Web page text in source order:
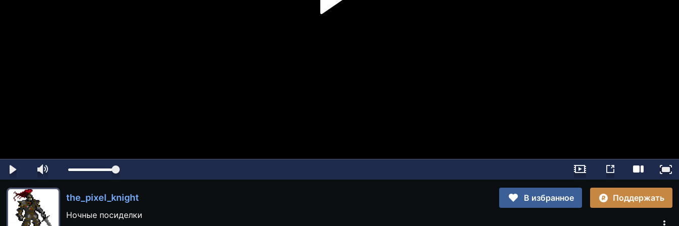
the_pixel_knight В избранное
Поддержать
Ночные посиделки